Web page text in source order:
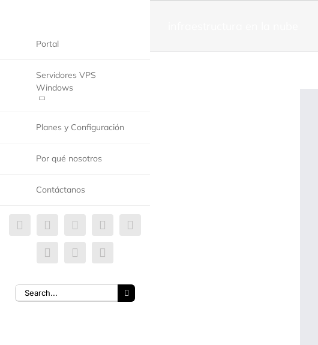
Portal
Servidores VPS
Windows
Planes y Configuración
Por qué nosotros
Contáctanos